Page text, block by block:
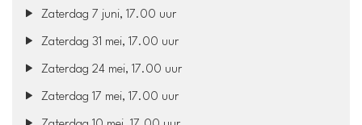
Zaterdag 7 juni, 17.00 uur
Zaterdag 31 mei, 17.00 uur
Zaterdag 24 mei, 17.00 uur
Zaterdag 17 mei, 17.00 uur